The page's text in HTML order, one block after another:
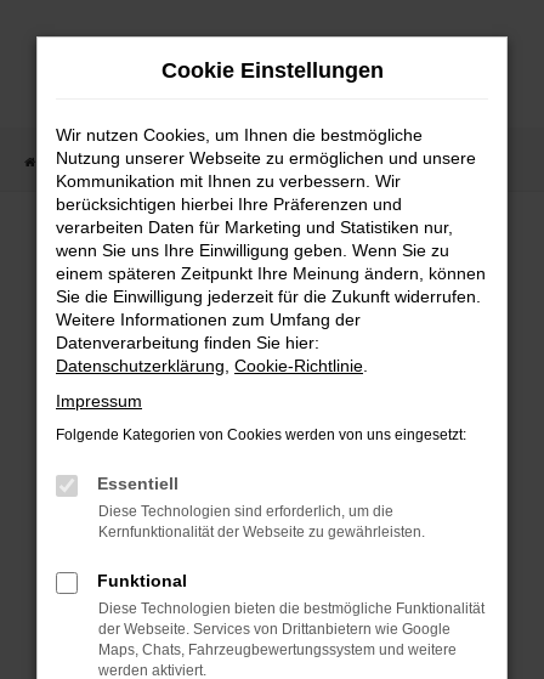
Zum
Startseite Fahrzeugangebote Fahrzeugmarkt
Fahrzeugmarkt
Fehler: Network Error
Beim Laden ist ein Fehler aufgetreten.
Hier sind ein paar Tipps, die dir helfen können:
Überprüfe deine Firewall und deine
Internetverbindung.
deine Suchmaschine?
Prüfe deine Browsererweiterungen.
Manche Erweiterungen, wie Werbeblocker,
Cookie Einstellungen
Wir nutzen Cookies, um Ihnen die bestmögliche
Nutzung unserer Webseite zu ermöglichen und unsere
Kommunikation mit Ihnen zu verbessern. Wir
berücksichtigen hierbei Ihre Präferenzen und
verarbeiten Daten für Marketing und Statistiken nur,
wenn Sie uns Ihre Einwilligung geben. Wenn Sie zu
einem späteren Zeitpunkt Ihre Meinung ändern, können
Sie die Einwilligung jederzeit für die Zukunft widerrufen.
Weitere Informationen zum Umfang der
Datenverarbeitung finden Sie hier:
Datenschutzerklärung Cookie-Richtlinie
Impressum
Folgende Kategorien von Cookies werden von uns eingesetzt:
Essentiell
Diese Technologien sind erforderlich, um die
Kernfunktionalität der Webseite zu gewährleisten.
Funktional
Diese Technologien bieten die bestmögliche Funktionalität
der Webseite. Services von Drittanbietern wie Google
Maps, Chats, Fahrzeugbewertungssystem und weitere
werden aktiviert.